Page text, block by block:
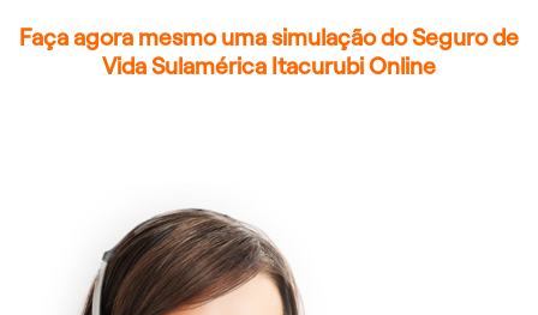
Faça agora mesmo uma simulação do Seguro de
Vida Sulamérica Itacurubi Online